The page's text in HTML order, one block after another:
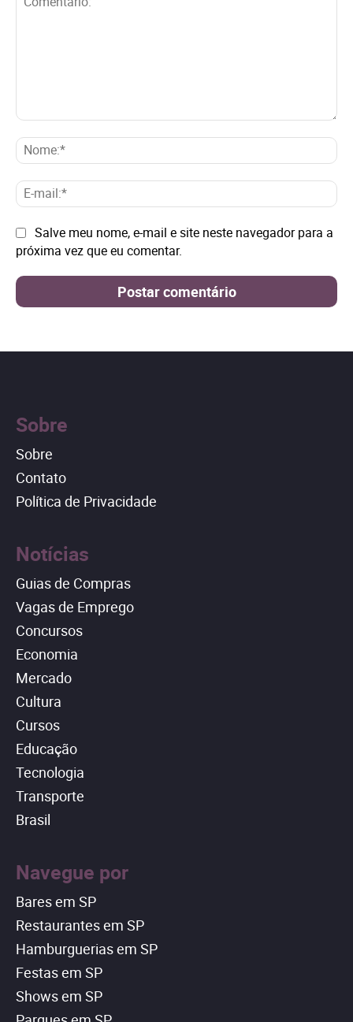
E-
Site: Salve meu nome, e-mail e site neste navegador para a
próxima vez que eu comentar.
Sobre
Sobre
Contato
Política de Privacidade
Notícias
Guias de Compras
Vagas de Emprego
Concursos
Economia
Mercado
Cultura
Cursos
Educação
Tecnologia
Transporte
Brasil
Navegue por
Bares em SP
Restaurantes em SP
Hamburguerias em SP
Festas em SP
Shows em SP